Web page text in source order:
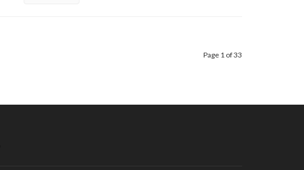
Page 1 of 33